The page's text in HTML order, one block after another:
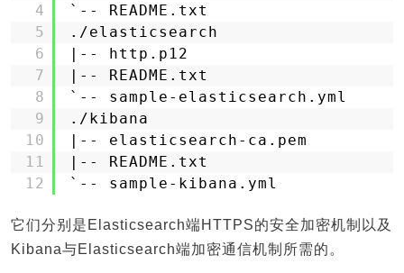
4
5
6
7
8
9
10
11
12
`-- README.txt
. /elasticsearch
|-- http.p12
|-- README.txt
`-- sample-elasticsearch.yml
. /kibana
|-- elasticsearch-ca.pem
|-- README.txt
`-- sample-kibana.yml
它们分别是Elasticsearch端HTTPS的安全加密机制以及
Kibana与Elasticsearch端加密通信机制所需的。